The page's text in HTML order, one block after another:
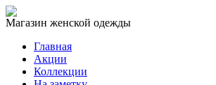
Магазин женской одежды
Главная
Акции
Коллекции